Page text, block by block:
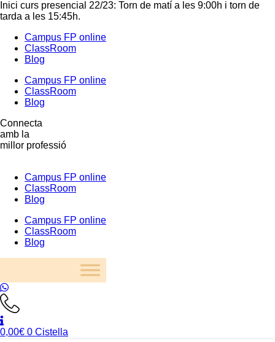
Inici curs presencial 22/23: Torn de matí a les 9:00h i torn de
tarda a les 15:45h.
Campus FP online
ClassRoom
Blog
Campus FP online
ClassRoom
Blog
Connecta
amb la
millor professió
Campus FP online
ClassRoom
Blog
Campus FP online
ClassRoom
Blog
0,00€ 0 Cistella